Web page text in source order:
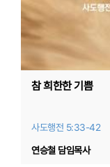
참 희한한 기쁨
사도행전 5:33-42
연승철 담임목사